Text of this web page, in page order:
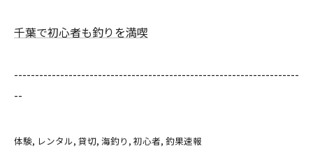
千葉で初心者も釣りを満喫
--------------------------------------------------------------------
--
体験 レンタル 貸切 海釣り 初心者 釣果速報